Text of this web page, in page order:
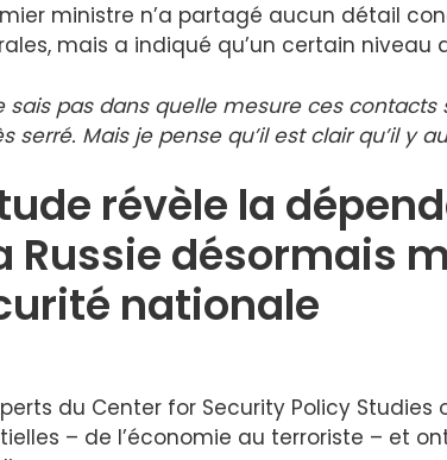
ministre n’a partagé aucun détail
mais a indiqué qu’un certain
sais pas dans quelle mesure ces
serré. Mais je pense qu’il est clair qu’il y
révèle la
Russie désormais
nationale
du Center for Security Policy
– de l’économie au terroriste – et